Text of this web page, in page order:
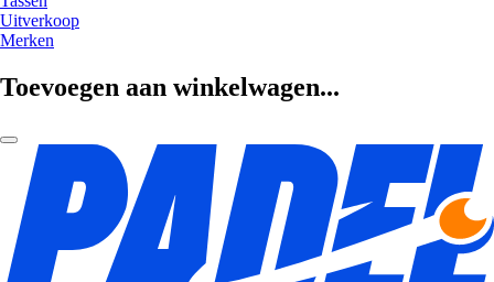
Uitverkoop
Merken
Toevoegen aan winkelwagen...